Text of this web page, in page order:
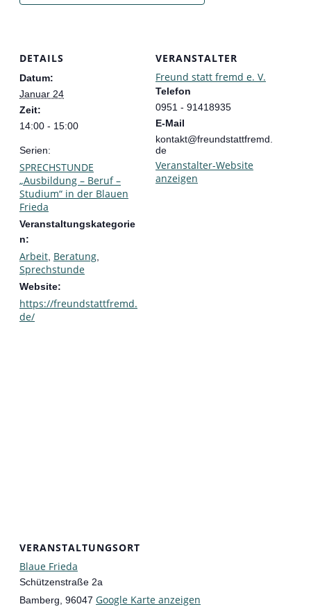
DETAILS
Datum:
Januar 24
Zeit:
14:00 - 15:00
Serien:
SPRECHSTUNDE
„Ausbildung – Beruf –
Studium“ in der Blauen
Frieda
Veranstaltungskategorie
n:
Arbeit Beratung
Sprechstunde
Website:
https://freundstattfremd.
de/
VERANSTALTER
Freund statt fremd e. V.
Telefon
0951 - 91418935
E-Mail
kontakt@freundstattfremd.
de
Veranstalter-Website
anzeigen
VERANSTALTUNGSORT
Blaue Frieda
Schützenstraße 2a
Bamberg 96047 Google Karte anzeigen